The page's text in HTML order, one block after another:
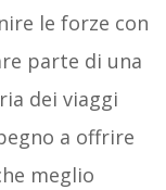
le forze con
parte di una
dei viaggi
a offrire
meglio